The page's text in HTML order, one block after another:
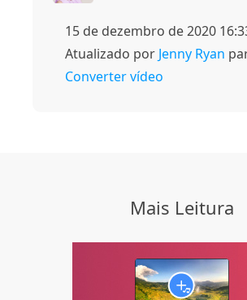
15 de dezembro de 2020
Atualizado por Jenny Ryan
Converter vídeo
Mais Leitura